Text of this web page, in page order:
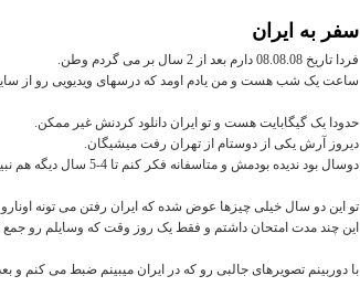
سفر به ایران
فردا تاریخ 08.08.08 دارم بعد از 2 سال بر می گردم وطن.
ساعت یک شب هست و من یادم اومد که درسهای ویدیویی رو از سایت
حدودا یک گیگابایت هست و تو ایران دانلود کردنش غیر ممکن.
دیروز آرش یکی از دوستام از تهران رفت میشیگان.
دوسال بود ندیده بودمش و متاسفانه فکر کنم تا 4-5 سال دیگه هم نبینمش.
تو این دو سال خیلی چیزها عوض شده که ایران رفتن می تونه اونارو
این چند مدت امتحان داشتم و فقط یک روز وقت که وسایلم رو جمع
با دوربینم تصویرهای جالبی رو که در ایران میبینم ضبط می کنم